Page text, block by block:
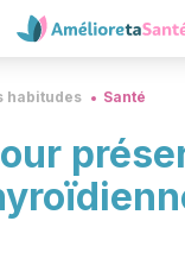
habitudes Santé